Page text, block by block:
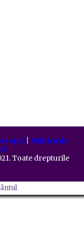
| Politica de
Toate drepturile